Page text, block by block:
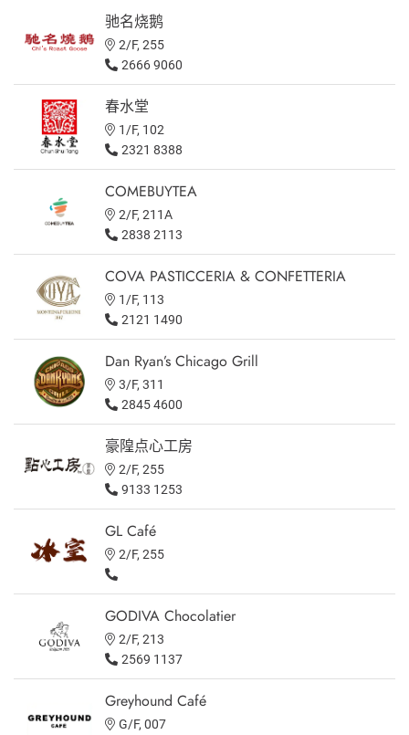
驰名烧鹅
2/F, 255
2666 9060
春水堂
1/F, 102
2321 8388
COMEBUYTEA
2/F, 211A
2838 2113
COVA PASTICCERIA & CONFETTERIA
1/F, 113
2121 1490
Dan Ryan’s Chicago Grill
3/F, 311
2845 4600
豪隍点心工房
2/F, 255
9133 1253
GL Café
2/F, 255
GODIVA Chocolatier
2/F, 213
2569 1137
Greyhound Café
G/F, 007